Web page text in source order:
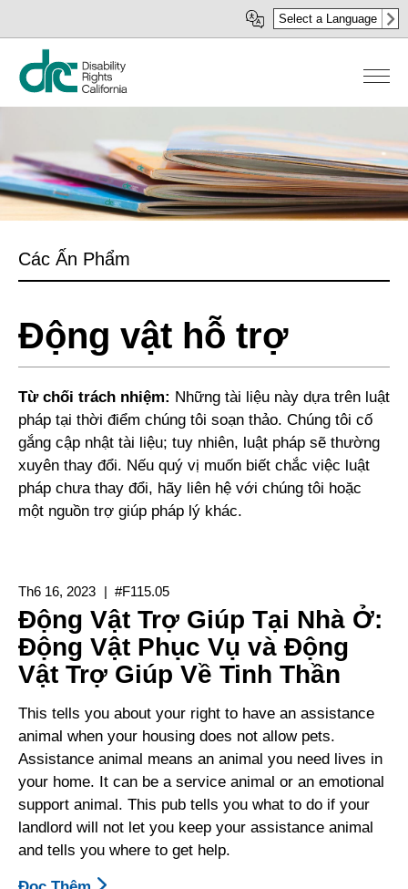
đến
dung
Select a Language
Các Ấn Phẩm
Động vật hỗ trợ
Từ chối trách nhiệm: Những tài liệu này dựa trên luật
pháp tại thời điểm chúng tôi soạn thảo. Chúng tôi cố
gắng cập nhật tài liệu; tuy nhiên, luật pháp sẽ thường
xuyên thay đổi. Nếu quý vị muốn biết chắc việc luật
pháp chưa thay đổi, hãy liên hệ với chúng tôi hoặc
một nguồn trợ giúp pháp lý khác.
Th6 16, 2023 #F115.05
Động Vật Trợ Giúp Tại Nhà Ở:
Động Vật Phục Vụ và Động
Vật Trợ Giúp Về Tinh Thần
This tells you about your right to have an assistance
animal when your housing does not allow pets.
Assistance animal means an animal you need lives in
your home. It can be a service animal or an emotional
support animal. This pub tells you what to do if your
landlord will not let you keep your assistance animal
and tells you where to get help.